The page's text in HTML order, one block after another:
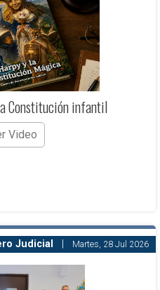
Constitución infantil
Video
Judicial Martes, 28 Jul 2026